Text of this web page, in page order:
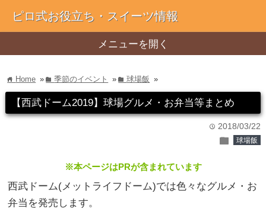
ピロ式お役立ち・スイーツ情報
メニューを開く
home Home » folder季節のイベント » folder球場飯 »
【西武ドーム2019】球場グルメ・お弁当等まとめ
time 2018/03/22
folder 球場飯
※本ページはPRが含まれています
西武ドーム(メットライフドーム)では色々なグルメ・お
弁当を発売します。